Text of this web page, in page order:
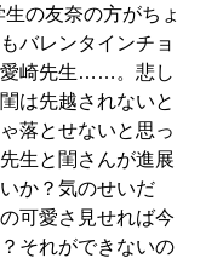
の友奈の方がちょ
バレンタインチョ
崎先生……。悲し
は先越されないと
落とせないと思っ
生と閨さんが進展
か？気のせいだ
可愛さ見せれば今
それができないの